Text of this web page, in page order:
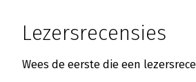
Don Tapscott en
kop zetten. Als
Lezersrecensies
Wees de eerste die een